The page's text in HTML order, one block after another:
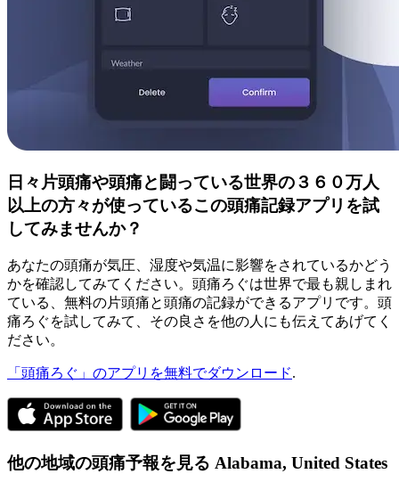
日々片頭痛や頭痛と闘っている世界の３６０万人
以上の方々が使っているこの頭痛記録アプリを試
してみませんか？
あなたの頭痛が気圧、湿度や気温に影響をされているかどう
かを確認してみてください。頭痛ろぐは世界で最も親しまれ
ている、無料の片頭痛と頭痛の記録ができるアプリです。頭
痛ろぐを試してみて、その良さを他の人にも伝えてあげてく
ださい。
「頭痛ろぐ」のアプリを無料でダウンロード.
他の地域の頭痛予報を見る Alabama, United States